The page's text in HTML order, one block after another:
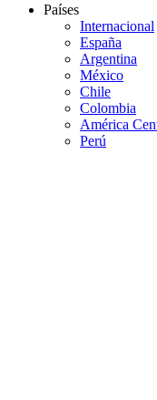
Países
Internacional
España
Argentina
México
Chile
Colombia
América
Perú